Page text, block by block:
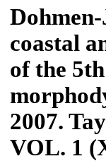
coastal
of the
2007.
VOL. 1